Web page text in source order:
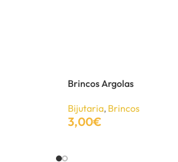
Brincos Argolas
Bijutaria, Brincos
3,00€